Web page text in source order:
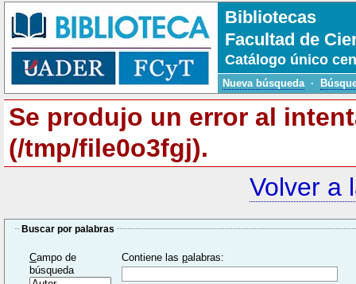
Bibliotecas
Facultad de
Catálogo único
Nueva búsqueda ·
Se produjo un error al
(/tmp/file0o3fgj).
Volver a
Buscar por palabras
Campo de
búsqueda
Contiene laspalabras: